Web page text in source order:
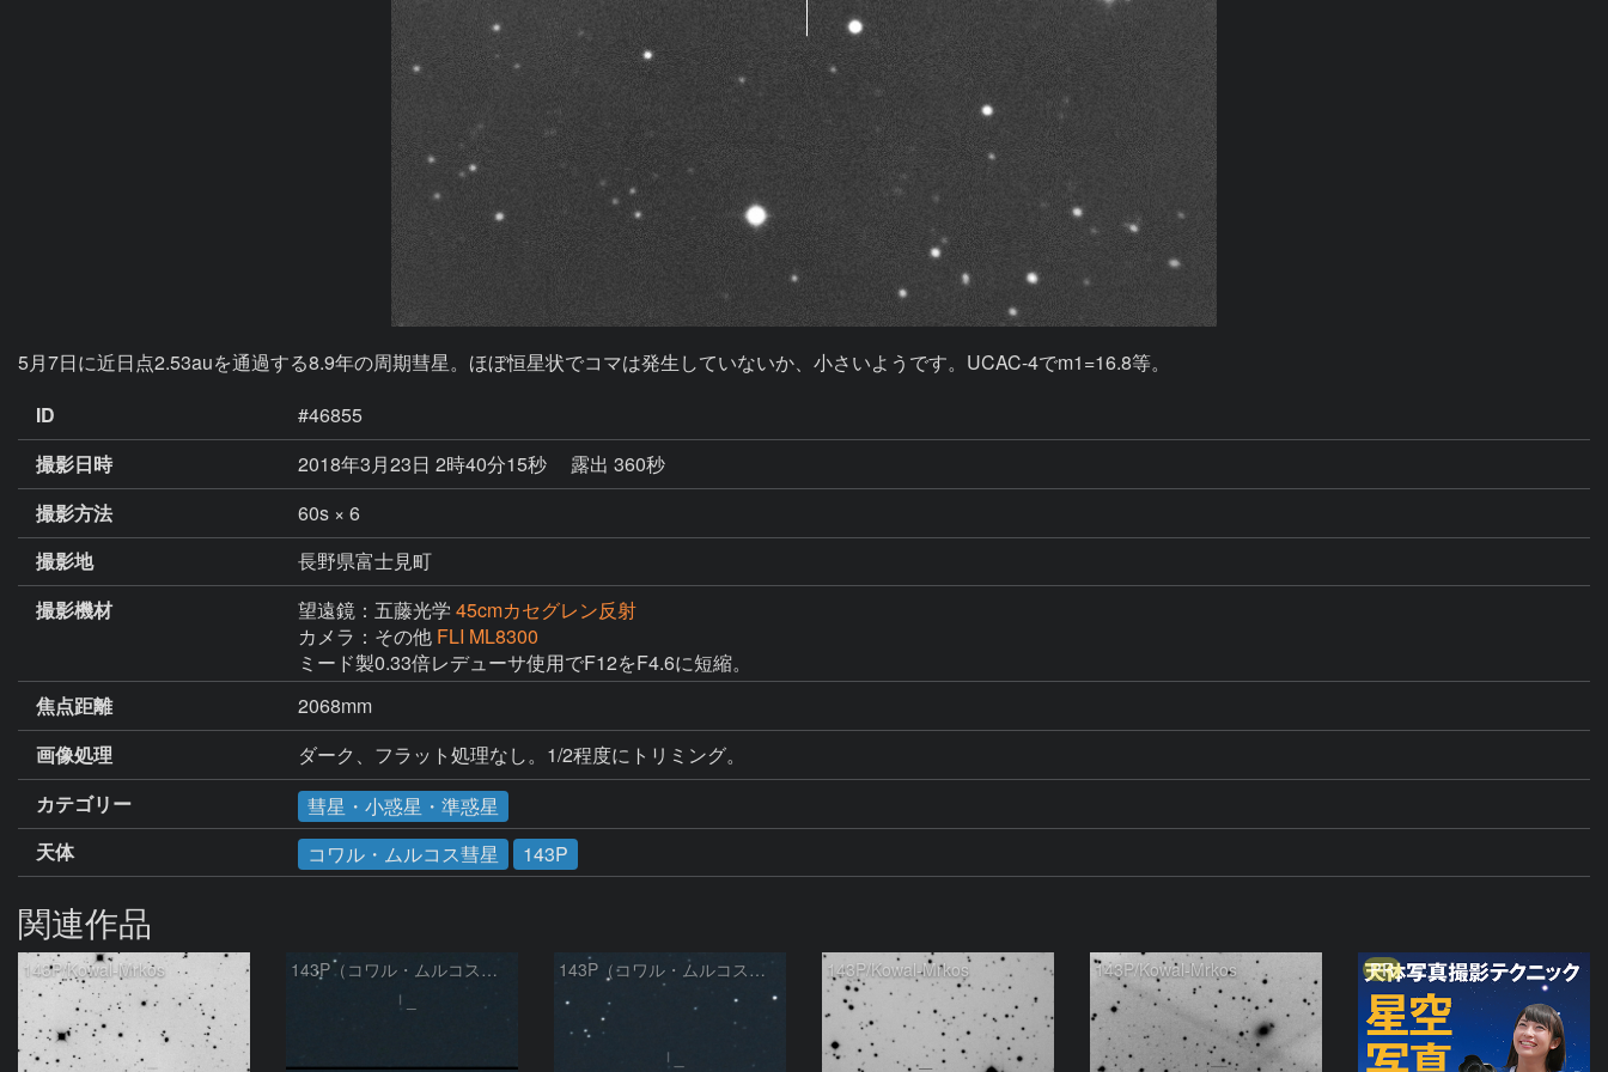
5月7日に近日点2.53auを通過する8.9年の周期彗星。ほぼ恒星状でコマは発生していないか、小さいようです。UCAC-4でm1=16.8等。
ID
#46855
撮影日時
2018年3月23日 2時40分15秒
露出 360秒
撮影方法
60s × 6
撮影地
長野県富士見町
撮影機材
望遠鏡：五藤光学 45cmカセグレン反射
カメラ：その他 FLI ML8300
ミード製0.33倍レデューサ使用でF12をF4.6に短縮。
焦点距離
2068mm
画像処理
ダーク、フラット処理なし。1/2程度にトリミング。
カテゴリー
彗星・小惑星・準惑星
天体
コワル・ムルコス彗星 143P
関連作品
143P/Kowal-Mrkos 143P（コワル・ムルコス彗星）の変化 143P（コワル・ムルコス彗星） 143P/Kowal-Mrkos 143P/Kowal-Mrkos PR